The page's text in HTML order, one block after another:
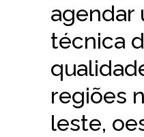
agendar
técnica
regiões
leste,